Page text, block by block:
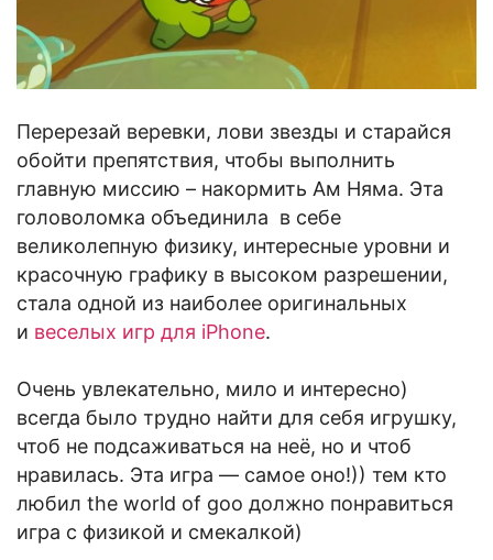
Перерезай веревки, лови звезды и старайся
обойти препятствия, чтобы выполнить
главную миссию – накормить Ам Няма. Эта
головоломка объединила в себе
великолепную физику, интересные уровни и
красочную графику в высоком разрешении,
стала одной из наиболее оригинальных
и веселых игр для iPhone.
Очень увлекательно, мило и интересно)
всегда было трудно найти для себя игрушку,
чтоб не подсаживаться на неё, но и чтоб
нравилась. Эта игра — самое оно!)) тем кто
любил the world of goo должно понравиться
игра с физикой и смекалкой)